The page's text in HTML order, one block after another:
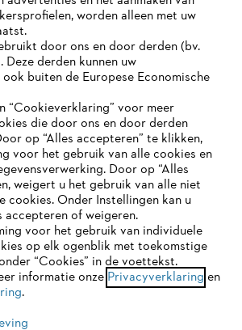
Impressum
Juridische informatie
117, 2870
WORDT NIET
die we nog niet ondersteunen. Om
te kunnen gebruiken, raden we aan dat
van de volgende browsers:
worden alleen met uw
door ons en door derden (bv.
Deze derden kunnen uw
buiten de Europese Economische
“Cookieverklaring” voor meer
die door ons en door derden
op “Alles accepteren” te klikken,
voor het gebruik van alle cookies en
Door op “Alles
weigert u het gebruik van alle niet
cookies. Onder Instellingen kan u
of weigeren.
voor het gebruik van individuele
op elk ogenblik met toekomstige
“Cookies” in de voettekst.
informatie onze Privacyverklaring en
.